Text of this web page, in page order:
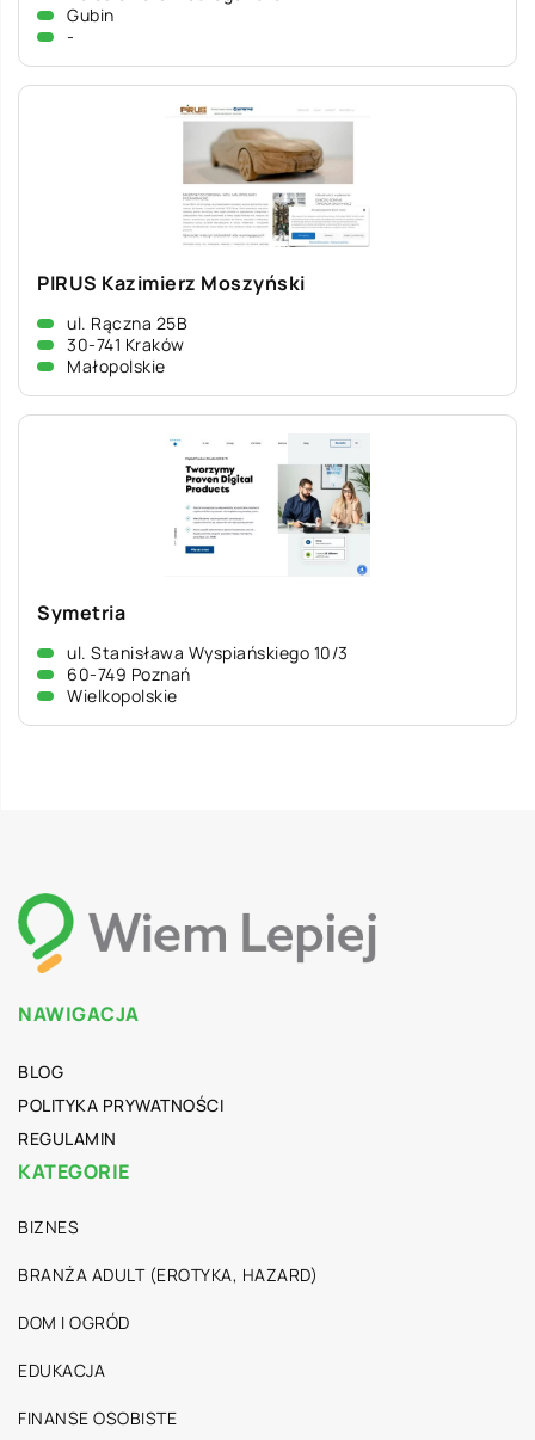
Gubin
-
PIRUS Kazimierz Moszyński
ul. Rączna 25B
30-741 Kraków
Małopolskie
Symetria
ul. Stanisława Wyspiańskiego 10/3
60-749 Poznań
Wielkopolskie
NAWIGACJA
BLOG
POLITYKA PRYWATNOŚCI
REGULAMIN
KATEGORIE
BIZNES
BRANŻA ADULT (EROTYKA, HAZARD)
DOM I OGRÓD
EDUKACJA
FINANSE OSOBISTE